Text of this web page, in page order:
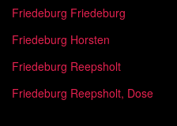
Friedeburg Friedeburg
Friedeburg Horsten
Friedeburg Reepsholt
Friedeburg Reepsholt, Dose